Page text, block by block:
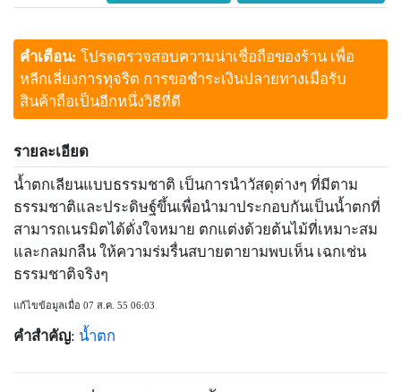
คำเตือน: โปรดตรวจสอบความน่าเชื่อถือของร้าน เพื่อ
หลีกเลี่ยงการทุจริต การขอชำระเงินปลายทางเมื่อรับ
สินค้าถือเป็นอีกหนึ่งวิธีที่ดี
รายละเอียด
น้ำตกเลียนแบบธรรมชาติ เป็นการนำวัสดุต่างๆ ที่มีตาม
ธรรมชาติและประดิษฐ์ขึ้นเพื่อนำมาประกอบกันเป็นน้ำตกที่
สามารถเนรมิตได้ดั่งใจหมาย ตกแต่งด้วยต้นไม้ที่เหมาะสม
และกลมกลืน ให้ความร่มรื่นสบายตายามพบเห็น เฉกเช่น
ธรรมชาติจริงๆ
แก้ไขข้อมูลเมื่อ 07 ส.ค. 55 06:03
คำสำคัญ: น้ำตก